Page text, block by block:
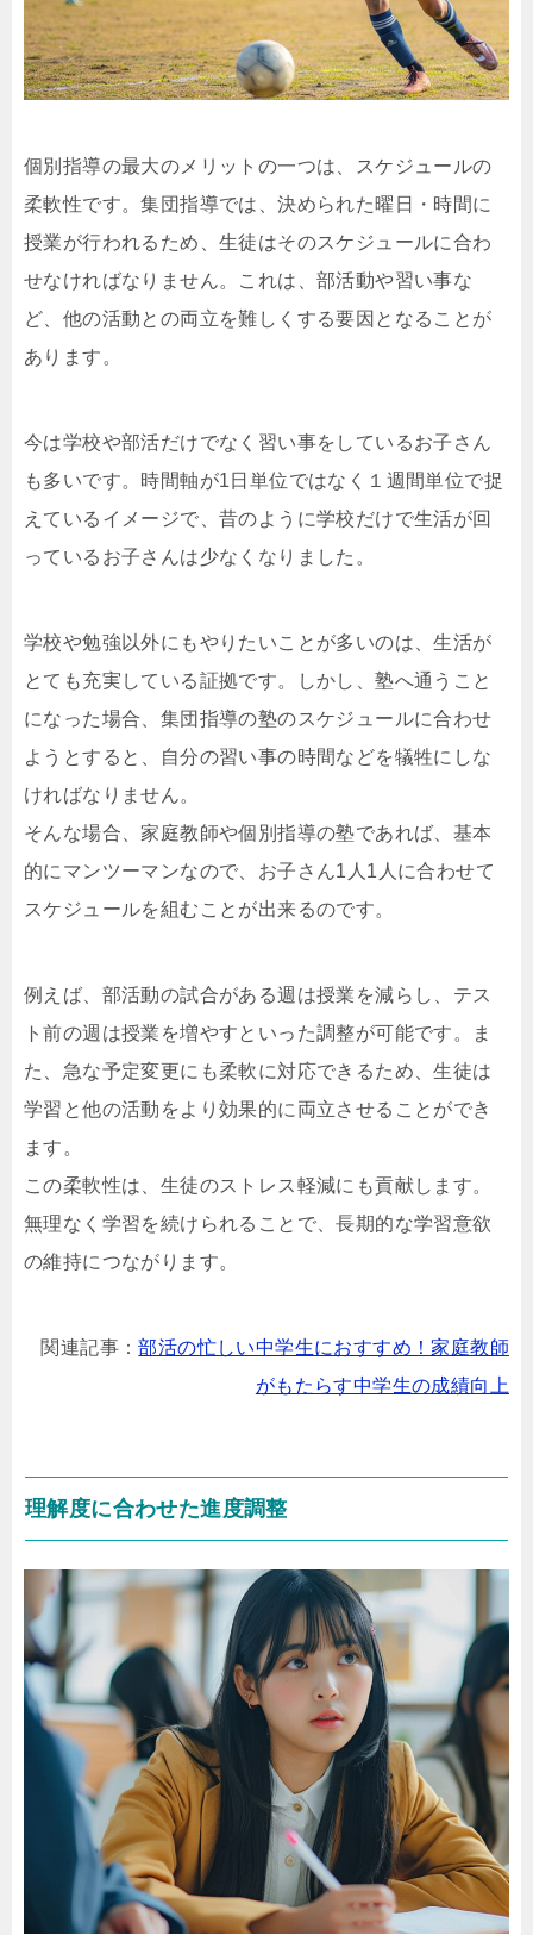
個別指導の最大のメリットの一つは、スケジュールの
柔軟性です。集団指導では、決められた曜日・時間に
授業が行われるため、生徒はそのスケジュールに合わ
せなければなりません。これは、部活動や習い事な
ど、他の活動との両立を難しくする要因となることが
あります。
今は学校や部活だけでなく習い事をしているお子さん
も多いです。時間軸が1日単位ではなく１週間単位で捉
えているイメージで、昔のように学校だけで生活が回
っているお子さんは少なくなりました。
学校や勉強以外にもやりたいことが多いのは、生活が
とても充実している証拠です。しかし、塾へ通うこと
になった場合、集団指導の塾のスケジュールに合わせ
ようとすると、自分の習い事の時間などを犠牲にしな
ければなりません。
そんな場合、家庭教師や個別指導の塾であれば、基本
的にマンツーマンなので、お子さん1人1人に合わせて
スケジュールを組むことが出来るのです。
例えば、部活動の試合がある週は授業を減らし、テス
ト前の週は授業を増やすといった調整が可能です。ま
た、急な予定変更にも柔軟に対応できるため、生徒は
学習と他の活動をより効果的に両立させることができ
ます。
この柔軟性は、生徒のストレス軽減にも貢献します。
無理なく学習を続けられることで、長期的な学習意欲
の維持につながります。
関連記事：部活の忙しい中学生におすすめ！家庭教師
がもたらす中学生の成績向上
理解度に合わせた進度調整